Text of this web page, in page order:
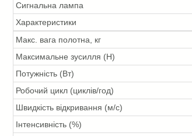
Сигнальна лампа
Характеристики
Макс. вага полотна, кг
Максимальне зусилля (Н)
Потужність (Вт)
Робочий цикл (циклів/год)
Швидкість відкривання (м/с)
Інтенсивність (%)